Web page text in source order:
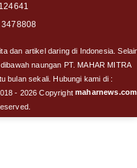
3478808
dan artikel daring di Indonesia.
naungan PT. MAHAR MITRA
bulan sekali. Hubungi kami di :
- 2026 Copyrightmaharnews.com